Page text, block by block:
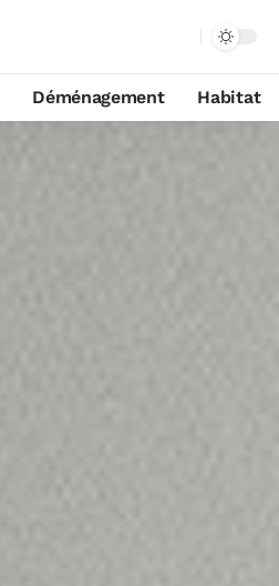
Déménagement Habitat